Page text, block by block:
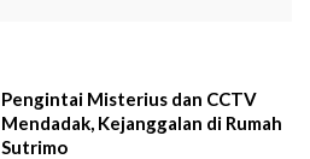
Pengintai Misterius dan CCTV
Mendadak, Kejanggalan di Rumah
Sutrimo